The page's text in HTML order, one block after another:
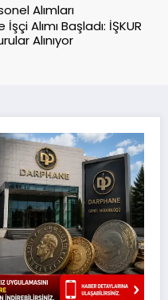
Alımları
Alımı Başladı: İŞKUR
Alınıyor